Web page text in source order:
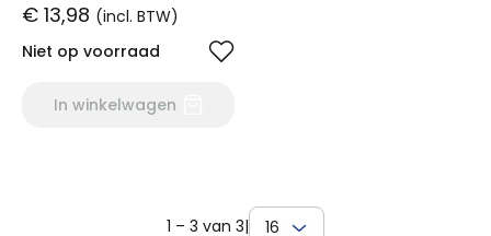
€ 13,98 (incl. BTW)
Niet op voorraad
In winkelwagen
1 – 3 van 3| 16